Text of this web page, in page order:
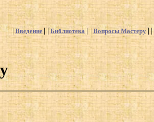
Введение
Библиотека Вопросы Мастеру